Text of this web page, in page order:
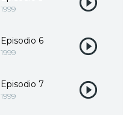
1999
Episodio 6
1999
Episodio 7
1999